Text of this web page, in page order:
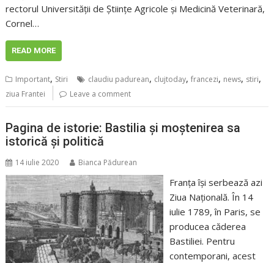
rectorul Universității de Științe Agricole și Medicină Veterinară,
Cornel…
READ MORE
Important, Stiri claudiu padurean, clujtoday,francezi, news, stiri,
ziua Frantei Leave a comment
Pagina de istorie: Bastilia și moștenirea sa
istorică și politică
14 iulie 2020 Bianca Pădurean
Franța își serbează azi
Ziua Națională. În 14
iulie 1789, în Paris, se
producea căderea
Bastiliei. Pentru
contemporani, acest